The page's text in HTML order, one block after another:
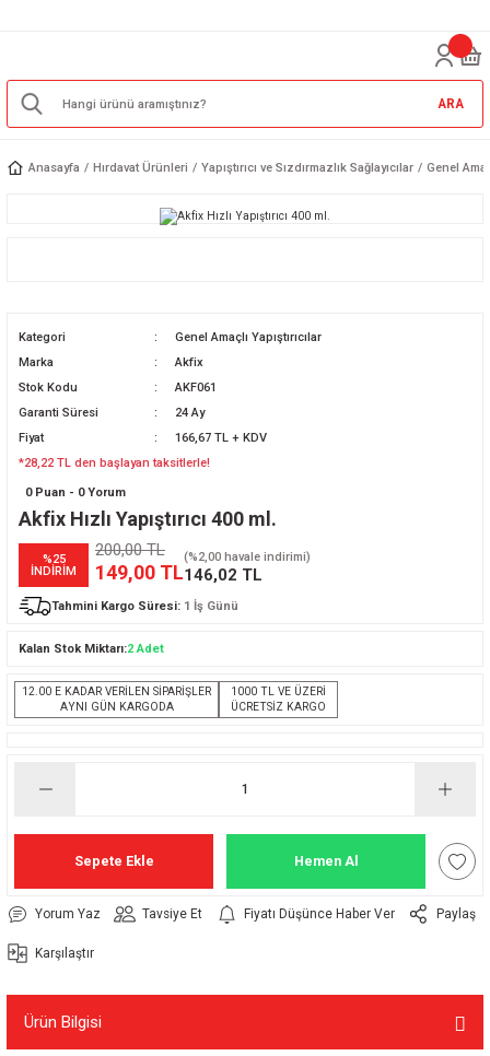
ARA
Anasayfa Hırdavat Ürünleri Yapıştırıcı ve Sızdırmazlık Sağlayıcılar Genel
Kategori
Genel Amaçlı Yapıştırıcılar
Marka
Akfix
Stok Kodu
AKF061
Garanti Süresi
24 Ay
Fiyat
166,67 TL + KDV
*28,22 TL den başlayan taksitlerle!
0 Puan - 0 Yorum
Akfix Hızlı Yapıştırıcı 400 ml.
%25
İNDİRİM
200,00 TL
149,00 TL
(%2,00 havale indirimi)
146,02 TL
Tahmini Kargo Süresi: 1 İş Günü
Kalan Stok Miktarı:2 Adet
12.00 E KADAR VERİLEN SİPARİŞLER
AYNI GÜN KARGODA
1000 TL VE ÜZERİ
ÜCRETSİZ KARGO
Sepete Ekle Hemen Al
Yorum Yaz Tavsiye Et Fiyatı Düşünce Haber Ver Paylaş
Karşılaştır
Ürün Bilgisi